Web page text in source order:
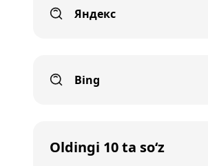
Яндекс
Bing
Oldingi 10 ta so‘z